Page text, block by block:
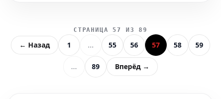
СТРАНИЦА 57 ИЗ 89
← Назад 1 ... 55 56 57 58 59
... 89 Вперёд →